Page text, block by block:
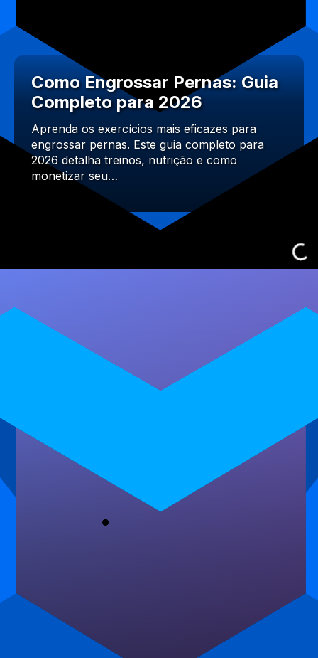
Como Engrossar Pernas: Guia
Completo para 2026
Aprenda os exercícios mais eficazes para
engrossar pernas. Este guia completo para
2026 detalha treinos, nutrição e como
monetizar seu…